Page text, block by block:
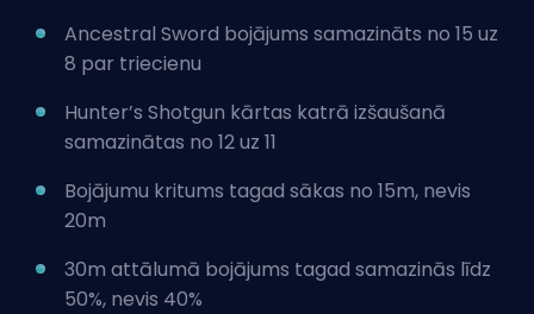
Ancestral Sword bojājums samazināts no 15 uz
8 par triecienu
Hunter’s Shotgun kārtas katrā izšaušanā
samazinātas no 12 uz 11
Bojājumu kritums tagad sākas no 15m, nevis
20m
30m attālumā bojājums tagad samazinās līdz
50%, nevis 40%